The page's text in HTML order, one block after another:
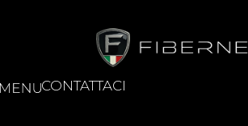
CONTATTACI